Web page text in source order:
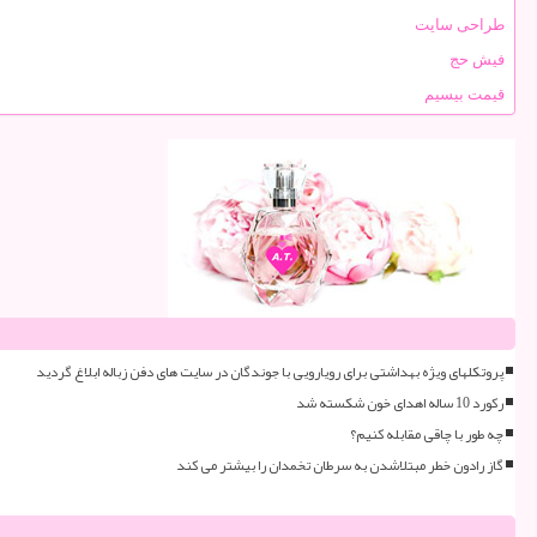
طراحی سایت
فیش حج
قیمت بیسیم
پروتکلهای ویژه بهداشتی برای رویارویی با جوندگان در سایت های دفن زباله ابلاغ گردید
رکورد 10 ساله اهدای خون شکسته شد
چه طور با چاقی مقابله کنیم؟
گاز رادون خطر مبتلاشدن به سرطان تخمدان را بیشتر می کند